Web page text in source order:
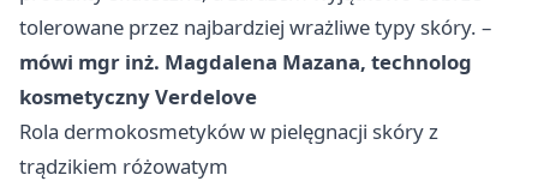
tolerowane przez najbardziej wrażliwe typy skóry. –
mówi mgr inż. Magdalena Mazana, technolog
kosmetycznyVerdelove
Rola dermokosmetyków w pielęgnacji skóry z
trądzikiem różowatym